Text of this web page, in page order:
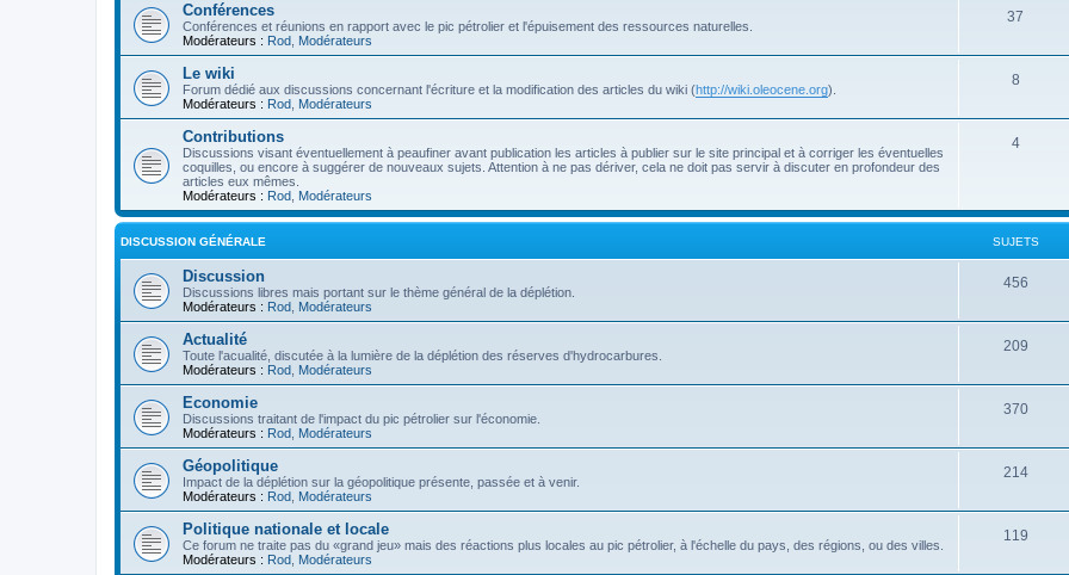
Conférences
Conférences et réunions en rapport avec le pic pétrolier et l'épuisement des ressources naturelles.
Modérateurs : Rod Modérateurs
37
Le wiki
Forum dédié aux discussions concernant l'écriture et la modification des articles du wiki (http://wiki.oleocene.org).
Modérateurs : Rod Modérateurs
8
Contributions
Discussions visant éventuellement à peaufiner avant publication les articles à publier sur le site principal et à corriger les éventuelles
coquilles, ou encore à suggérer de nouveaux sujets. Attention à ne pas dériver, cela ne doit pas servir à discuter en profondeur des
articles eux mêmes.
Modérateurs : Rod Modérateurs
4
DISCUSSION GÉNÉRALE SUJETS
Discussion
Discussions libres mais portant sur le thème général de la déplétion.
Modérateurs : Rod Modérateurs
456
Actualité
Toute l'acualité, discutée à la lumière de la déplétion des réserves d'hydrocarbures.
Modérateurs : Rod Modérateurs
209
Economie
Discussions traitant de l'impact du pic pétrolier sur l'économie.
Modérateurs : Rod Modérateurs
370
Géopolitique
Impact de la déplétion sur la géopolitique présente, passée et à venir.
Modérateurs : Rod Modérateurs
214
Politique nationale et locale
Ce forum ne traite pas du «grand jeu» mais des réactions plus locales au pic pétrolier, à l'échelle du pays, des régions, ou des villes.
Modérateurs : Rod Modérateurs
119